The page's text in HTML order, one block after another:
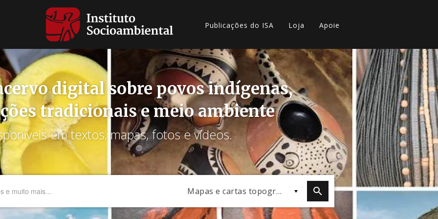
Publicações do ISA Loja Apoie
digital sobre povos indígenas,
tradicionais e meio ambiente
em textos, mapas, fotos e vídeos.
Mapas e cartas topográficas